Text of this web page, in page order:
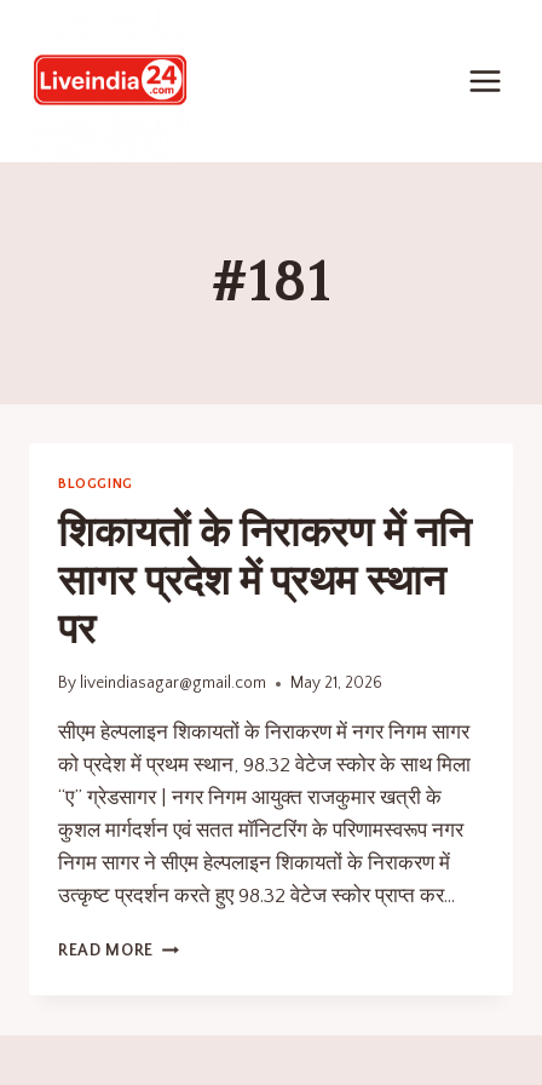
#181
BLOGGING
शिकायतों के निराकरण में ननि
सागर प्रदेश में प्रथम स्थान
पर
By liveindiasagar@gmail.com May 21, 2026
सीएम हेल्पलाइन शिकायतों के निराकरण में नगर निगम सागर
को प्रदेश में प्रथम स्थान, 98.32 वेटेज स्कोर के साथ मिला
“ए” ग्रेडसागर | नगर निगम आयुक्त राजकुमार खत्री के
कुशल मार्गदर्शन एवं सतत मॉनिटरिंग के परिणामस्वरूप नगर
निगम सागर ने सीएम हेल्पलाइन शिकायतों के निराकरण में
उत्कृष्ट प्रदर्शन करते हुए 98.32 वेटेज स्कोर प्राप्त कर…
READ MORE